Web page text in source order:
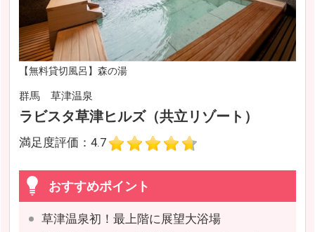
【無料貸切風呂】森の湯
群馬 草津温泉
ラビスタ草津ヒルズ（共立リゾート）
満足度評価：4.7
おすすめポイント
草津温泉初！最上階に展望大浴場